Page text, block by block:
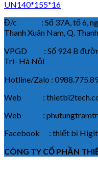
UN140*155*16
Đ/c : Số 37A, tổ 6, ngõ
Thanh Xuân Nam, Q.
VPGD : Số 924 B
Trì- Hà Nội
Hotline/Zalo :
Web :
Web :
Facebook : thiết bị
CÔNG TY CỔ PHẦN